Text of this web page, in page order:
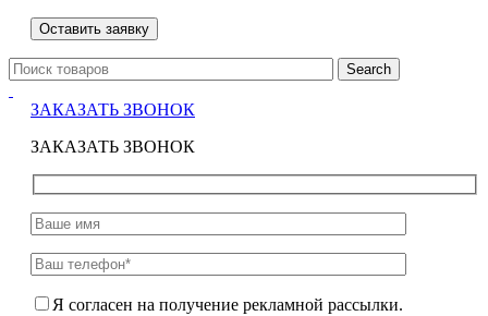
Search
ЗАКАЗАТЬ ЗВОНОК
ЗАКАЗАТЬ ЗВОНОК
Я согласен на получение рекламной рассылки.